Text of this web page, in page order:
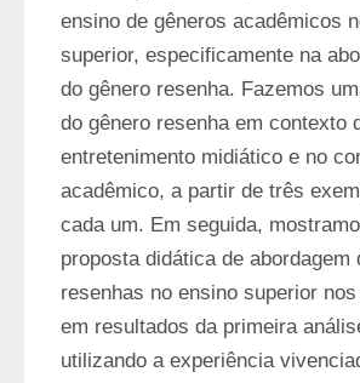
ensino de gêneros acadêmicos
superior, especificamente na
do gênero resenha. Fazemos
do gênero resenha em contexto
entretenimento midiático e no
acadêmico, a partir de três
cada um. Em seguida,
proposta didática de abordagem
resenhas no ensino superior
em resultados da primeira
utilizando a experiência